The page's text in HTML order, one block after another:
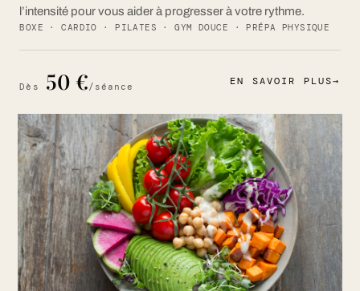
l’intensité pour vous aider à progresser à votre rythme.
BOXE · CARDIO · PILATES · GYM DOUCE · PRÉPA PHYSIQUE
Dès 50 €/séance EN SAVOIR PLUS→